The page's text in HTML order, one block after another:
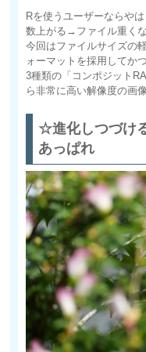
Rを使うユーザーならや
数上がる→ファイル重く
今回はファイルサイズの
ォーマットを採用してか
3種類の「コンポジット
ら非常に高い解像度の画
☆進化しつづけ
あっぱれ